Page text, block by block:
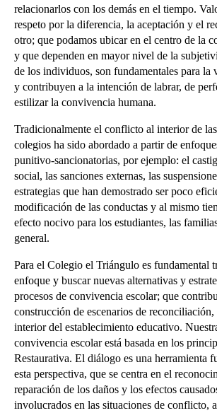
relacionarlos con los demás en el tiempo.
respeto por la diferencia, la aceptación y el
otro; que podamos ubicar en el centro de la
y que dependen en mayor nivel de la
de los individuos, son fundamentales para la
y contribuyen a la intención de labrar, de
estilizar la convivencia humana.
Tradicionalmente el conflicto al interior de
colegios ha sido abordado a partir de
punitivo-sancionatorias, por ejemplo: el
social, las sanciones externas, las
estrategias que han demostrado ser poco
modificación de las conductas y al mismo
efecto nocivo para los estudiantes, las
general.
Para el Colegio el Triángulo es fundamental
enfoque y buscar nuevas alternativas y
procesos de convivencia escolar; que
construcción de escenarios de
interior del establecimiento educativo.
convivencia escolar está basada en los
Restaurativa. El diálogo es una herramienta
esta perspectiva, que se centra en el
reparación de los daños y los efectos
involucrados en las situaciones de conflicto,